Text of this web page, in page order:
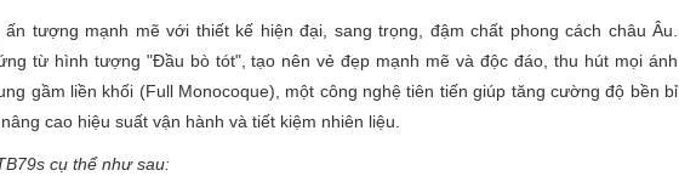
tượng mạnh mẽ với thiết kế hiện đại, sang trọng, đậm chất phong cách châu Âu.
từ hình tượng "Đầu bò tót", tạo nên vẻ đẹp mạnh mẽ và độc đáo, thu hút mọi ánh
gầm liền khối (Full Monocoque), một công nghệ tiên tiến giúp tăng cường độ bền bỉ
cao hiệu suất vận hành và tiết kiệm nhiên liệu.
cụ thể như sau: